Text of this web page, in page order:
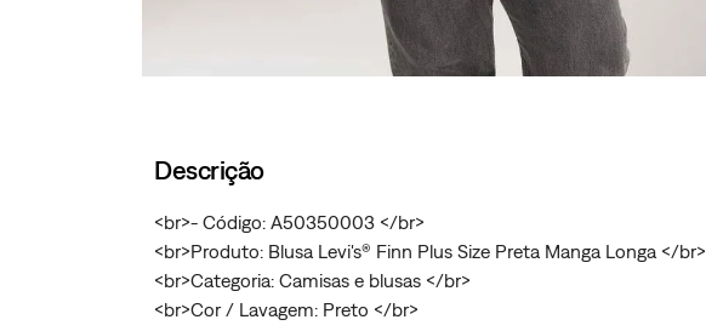
Descrição
<br>- Código: A50350003 </br>
<br>Produto: Blusa Levi's® Finn Plus Size Preta Manga Longa </br>
<br>Categoria: Camisas e blusas </br>
<br>Cor / Lavagem: Preto </br>